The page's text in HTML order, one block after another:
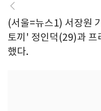
(서울=뉴스1) 서장원
토끼' 정인덕(29)과 프
했다.